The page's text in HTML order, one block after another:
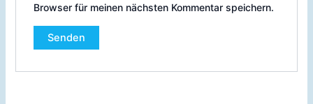
Browser für meinen nächsten Kommentar speichern.